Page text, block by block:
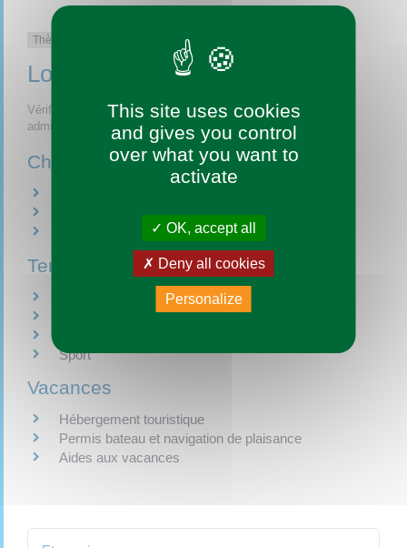
Thème
Loisirs
Vérifié le 13/09/2017 - Direction de l'information légale et
administrative (Premier ministre)
Chasse et pêche
Temps libre
Animal de compagnie
Sport
Vacances
Hébergement touristique
Permis bateau et navigation de plaisance
Aides aux vacances
This site uses cookies
and gives you control
over what you want to
activate
OK, accept all
Deny all cookies
Personalize